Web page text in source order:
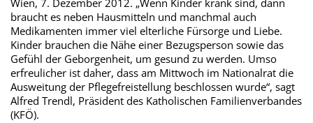
Wien, 7. Dezember 2012. „Wenn Kinder krank sind, dann
braucht es neben Hausmitteln und manchmal auch
Medikamenten immer viel elterliche Fürsorge und Liebe.
Kinder brauchen die Nähe einer Bezugsperson sowie das
Gefühl der Geborgenheit, um gesund zu werden. Umso
erfreulicher ist daher, dass am Mittwoch im Nationalrat die
Ausweitung der Pflegefreistellung beschlossen wurde“, sagt
Alfred Trendl, Präsident des Katholischen Familienverbandes
(KFÖ).